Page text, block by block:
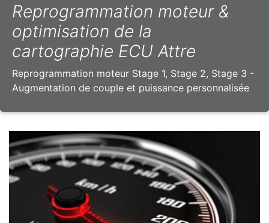
Reprogrammation moteur &
optimisation de la
cartographie ECU Attre
Reprogrammation moteur Stage 1, Stage 2, Stage 3 -
Augmentation de couple et puissance personnalisée